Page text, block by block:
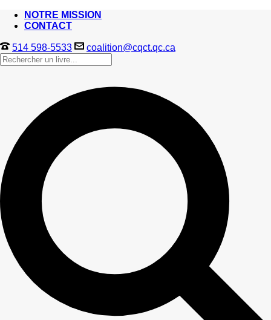
NOTRE MISSION
CONTACT
514 598-5533 coalition@cqct.qc.ca